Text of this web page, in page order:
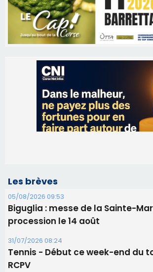
Les brèves
05/08/2026 09:53
Biguglia : messe de la Sainte-
procession le 14 août
31/07/2026 08:24
Tennis - Début ce week-end du
RCPV